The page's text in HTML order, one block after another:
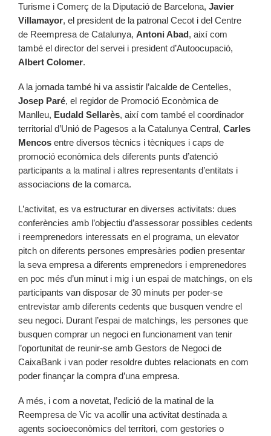
Turisme i Comerç de la Diputació de Barcelona, Javier
Villamayor, el president de la patronal Cecot i del Centre
de Reempresa de Catalunya, Antoni Abad, així com
també el director del servei i president d’Autoocupació,
Albert Colomer.
A la jornada també hi va assistir l’alcalde de Centelles,
Josep Paré, el regidor de Promoció Econòmica de
Manlleu, Eudald Sellarès, així com també el coordinador
territorial d’Unió de Pagesos a la Catalunya Central, Carles
Mencos entre diversos tècnics i tècniques i caps de
promoció econòmica dels diferents punts d’atenció
participants a la matinal i altres representants d’entitats i
associacions de la comarca.
L’activitat, es va estructurar en diverses activitats: dues
conferències amb l’objectiu d’assessorar possibles cedents
i reemprenedors interessats en el programa, un elevator
pitch on diferents persones empresàries podien presentar
la seva empresa a diferents emprenedors i emprenedores
en poc més d’un minut i mig i un espai de matchings, on els
participants van disposar de 30 minuts per poder-se
entrevistar amb diferents cedents que busquen vendre el
seu negoci. Durant l’espai de matchings, les persones que
busquen comprar un negoci en funcionament van tenir
l’oportunitat de reunir-se amb Gestors de Negoci de
CaixaBank i van poder resoldre dubtes relacionats en com
poder finançar la compra d’una empresa.
A més, i com a novetat, l’edició de la matinal de la
Reempresa de Vic va acollir una activitat destinada a
agents socioeconòmics del territori, com gestories o